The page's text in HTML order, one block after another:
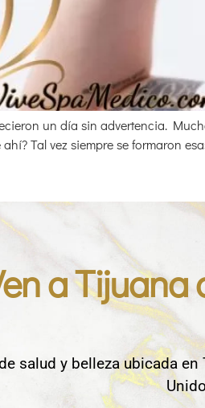
un día sin advertencia.
Tal vez siempre se formaron
a Tijuana
salud y belleza ubicada